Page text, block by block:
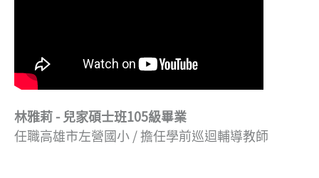
林雅莉 - 兒家碩士班105級畢業
任職高雄市左營國小 / 擔任學前巡迴輔導教師